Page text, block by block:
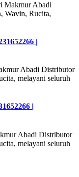
Makmur Abadi
Wavin, Rucita,
|
Abadi Distributor
melayani seluruh
|
Abadi Distributor
melayani seluruh